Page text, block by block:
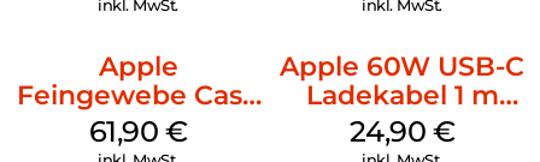
inkl. MwSt. inkl. MwSt.
Apple
Feingewebe Case
iPhone 15 Pro
MagSafe Schwarz
61,90 €
Apple 60W USB-C
Ladekabel 1 m
Weiß
24,90 €